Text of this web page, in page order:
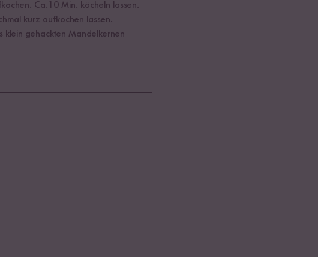
Ca.10 Min. köcheln lassen.
kurz aufkochen lassen.
klein gehackten Mandelkernen